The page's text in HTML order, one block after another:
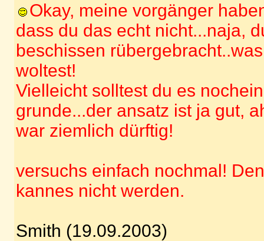
Okay, meine vorgänger
dass du das echt nicht...naja,
beschissen
woltest!
Vielleicht solltest du es
grunde...der ansatz ist ja gut,
war ziemlich dürftig!
versuchs einfach nochmal!
kannes nicht werden.
Smith (19.09.2003)